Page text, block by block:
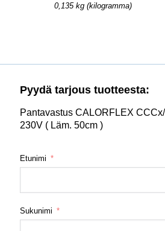
0,135 kg (kilogramma)
Pyydä tarjous tuotteesta:
Pantavastus CALORFLEX
230V ( Läm. 50cm )
Etunimi
Sukunimi